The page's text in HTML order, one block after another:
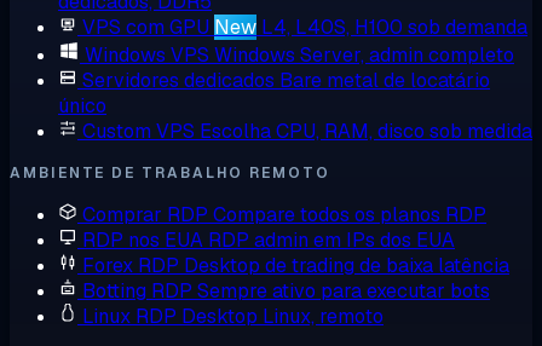
VPS com GPU New L4, L40S, H100 sob demanda
Windows VPS Windows Server, admin completo
Servidores dedicados Bare metal de locatário
único
Custom VPS Escolha CPU, RAM, disco sob medida
AMBIENTE DE TRABALHO REMOTO
Comprar RDP Compare todos os planos RDP
RDP nos EUA RDP admin em IPs dos EUA
Forex RDP Desktop de trading de baixa latência
Botting RDP Sempre ativo para executar bots
Linux RDP Desktop Linux, remoto